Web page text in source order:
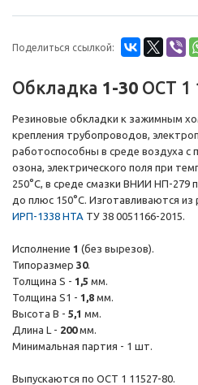
Поделиться ссылкой:
Обкладка 1-30 ОСТ 1
Резиновые обкладки к зажимным
крепления трубопроводов,
работоспособны в среде воздуха
озона, электрического поля при
250°С, в среде смазки ВНИИ НП-279
до плюс 150°С. Изготавливаются из
ИРП-1338 НТА ТУ 38 0051166-2015.
Исполнение 1 (без вырезов).
Типоразмер 30.
Толщина S - 1,5 мм.
Толщина S1 - 1,8 мм.
Высота B - 5,1 мм.
Длина L - 200мм.
Минимальная партия - 1 шт.
Выпускаются по ОСТ 1 11527-80.